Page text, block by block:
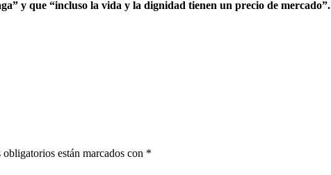
y que “incluso la vida y la dignidad tienen un precio de mercado”.
están marcados con *